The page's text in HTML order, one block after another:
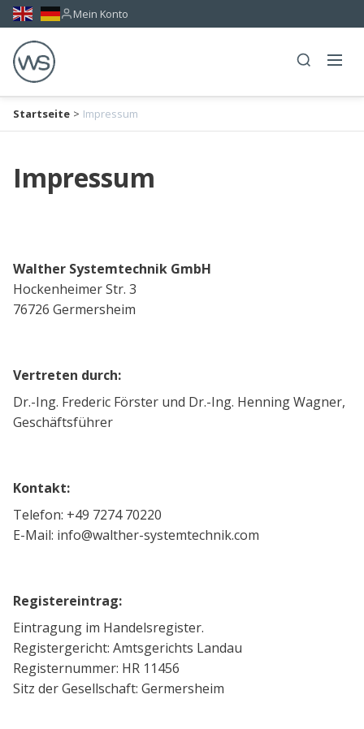
Mein Konto
Startseite > Impressum
Impressum
Walther Systemtechnik GmbH
Hockenheimer Str. 3
76726 Germersheim
Vertreten durch:
Dr.-Ing. Frederic Förster und Dr.-Ing. Henning Wagner,
Geschäftsführer
Kontakt:
Telefon: +49 7274 70220
E-Mail: info@walther-systemtechnik.com
Registereintrag:
Eintragung im Handelsregister.
Registergericht: Amtsgerichts Landau
Registernummer: HR 11456
Sitz der Gesellschaft: Germersheim